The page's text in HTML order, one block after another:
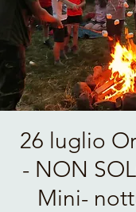
26 luglio
- NON
Mini-